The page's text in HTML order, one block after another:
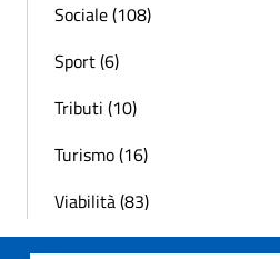
Sociale (108)
Sport (6)
Tributi (10)
Turismo (16)
Viabilità (83)